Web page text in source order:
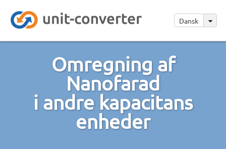
Dansk
Omregning af
Nanofarad
i andre kapacitans
enheder